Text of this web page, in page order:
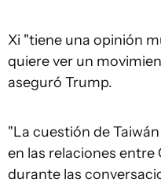
Xi "tiene una opinión
quiere ver un
aseguró Trump.
"La cuestión de
en las relaciones entre
durante las